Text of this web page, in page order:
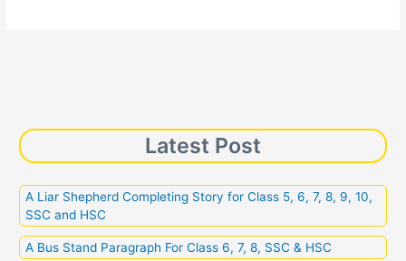
Potential
Clients
Latest Post
A Liar Shepherd Completing Story for Class 5, 6, 7, 8, 9, 10,
SSC and HSC
A Bus Stand Paragraph For Class 6, 7, 8, SSC & HSC